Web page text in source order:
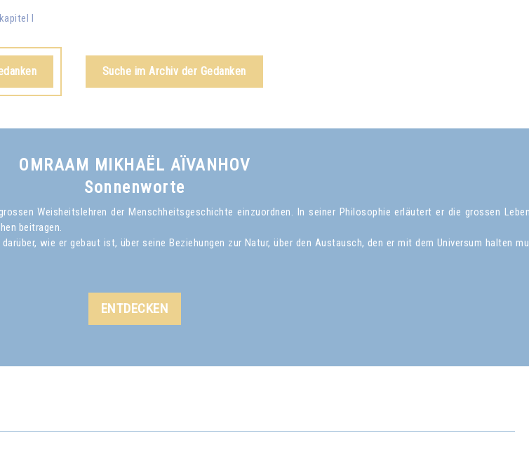
I
Suche im Archiv der Gedanken
OMRAAM MIKHAËL AÏVANHOV
Sonnenworte
Weisheitslehren der Menschheitsgeschichte einzuordnen. In seiner Philosophie erläutert er die grossen
beitragen.
wie er gebaut ist, über seine Beziehungen zur Natur, über den Austausch, den er mit dem Universum halten
ENTDECKEN